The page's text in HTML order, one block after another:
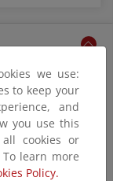
we use:
to keep your
and
you use this
cookies or
learn more
Policy.